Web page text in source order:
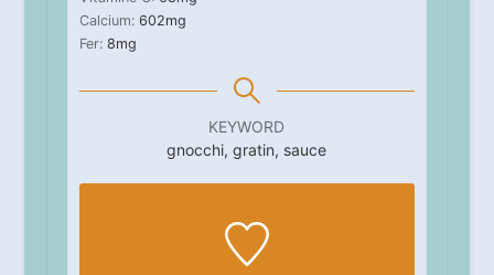
Calcium: 602mg
Fer: 8mg
KEYWORD
gnocchi, gratin, sauce